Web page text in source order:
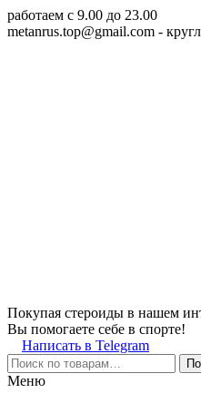
работаем c 9.00 до 23.00
metanrus.top@gmail.com -
Покупая стероиды в нашем
Вы помогаете себе в спорте!
Написать в Telegram
Меню